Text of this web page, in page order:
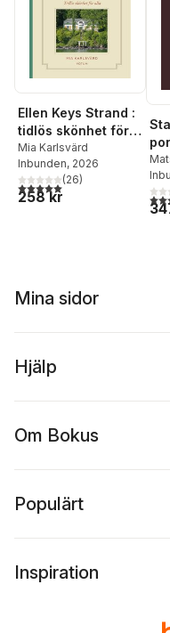
Ellen Keys Strand :
tidlös skönhet för
alla
Mia Karlsvärd
Inbunden, 2026
5,0utav 5 stjärnor. Totalt
(26)
258 kr
4,3
Mina sidor
Hjälp
Om Bokus
Populärt
Inspiration